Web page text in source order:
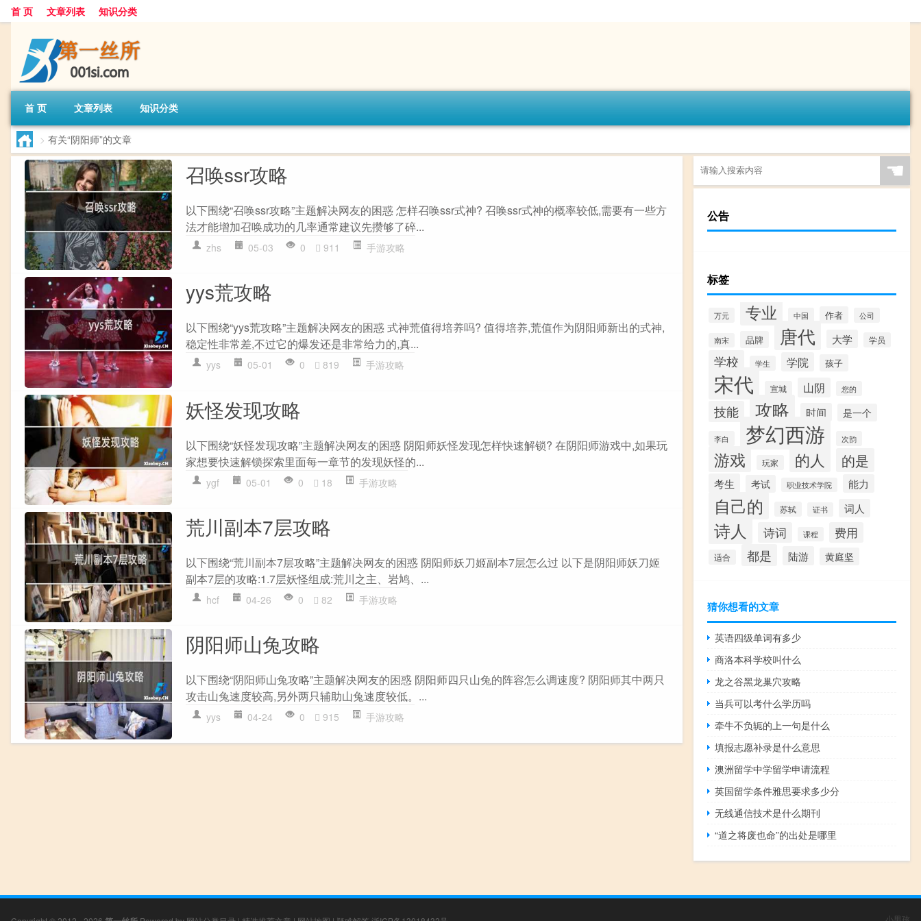
首 页 文章列表 知识分类
首 页 文章列表 知识分类
> 有关“阴阳师”的文章
召唤ssr攻略
以下围绕“召唤ssr攻略”主题解决网友的困惑 怎样召唤ssr式神? 召唤ssr式神的概率较低,需要有一些方
法才能增加召唤成功的几率通常建议先攒够了碎...
zhs 05-03 0 911 手游攻略
yys荒攻略
以下围绕“yys荒攻略”主题解决网友的困惑 式神荒值得培养吗? 值得培养,荒值作为阴阳师新出的式神,
稳定性非常差,不过它的爆发还是非常给力的,真...
yys 05-01 0 819 手游攻略
妖怪发现攻略
以下围绕“妖怪发现攻略”主题解决网友的困惑 阴阳师妖怪发现怎样快速解锁? 在阴阳师游戏中,如果玩
家想要快速解锁探索里面每一章节的发现妖怪的...
ygf 05-01 0 18 手游攻略
荒川副本7层攻略
以下围绕“荒川副本7层攻略”主题解决网友的困惑 阴阳师妖刀姬副本7层怎么过 以下是阴阳师妖刀姬
副本7层的攻略:1.7层妖怪组成:荒川之主、岩鸠、...
hcf 04-26 0 82 手游攻略
阴阳师山兔攻略
以下围绕“阴阳师山兔攻略”主题解决网友的困惑 阴阳师四只山兔的阵容怎么调速度? 阴阳师其中两只
攻击山兔速度较高,另外两只辅助山兔速度较低。...
yys 04-24 0 915 手游攻略
☚
公告
标签
万元 专业 中国 作者 公司
南宋 品牌 唐代 大学 学员
学校 学生 学院 孩子
宋代 宣城 山阴 您的
技能 攻略 时间 是一个
李白 梦幻西游 次韵
游戏 玩家 的人 的是
考生 考试 职业技术学院 能力
自己的 苏轼 证书 词人
诗人 诗词 课程 费用
适合 都是 陆游 黄庭坚
猜你想看的文章
英语四级单词有多少
商洛本科学校叫什么
龙之谷黑龙巢穴攻略
当兵可以考什么学历吗
牵牛不负轭的上一句是什么
填报志愿补录是什么意思
澳洲留学中学留学申请流程
英国留学条件雅思要求多少分
无线通信技术是什么期刊
“道之将废也命”的出处是哪里
小男孩